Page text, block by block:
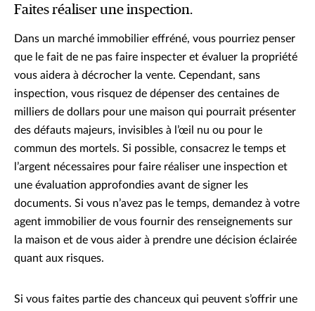
Faites réaliser une inspection.
Dans un marché immobilier effréné, vous pourriez penser
que le fait de ne pas faire inspecter et évaluer la propriété
vous aidera à décrocher la vente. Cependant, sans
inspection, vous risquez de dépenser des centaines de
milliers de dollars pour une maison qui pourrait présenter
des défauts majeurs, invisibles à l’œil nu ou pour le
commun des mortels. Si possible, consacrez le temps et
l’argent nécessaires pour faire réaliser une inspection et
une évaluation approfondies avant de signer les
documents. Si vous n’avez pas le temps, demandez à votre
agent immobilier de vous fournir des renseignements sur
la maison et de vous aider à prendre une décision éclairée
quant aux risques.
Si vous faites partie des chanceux qui peuvent s’offrir une